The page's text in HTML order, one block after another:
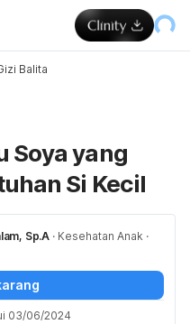
Balita
Soya yang
Si Kecil
Sp.A · Kesehatan Anak ·
03/06/2024